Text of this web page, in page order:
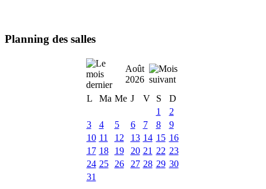
Planning des salles
Août
2026
L
Ma Me J V S
D
1
2
3
4 5 6 7 8
9
10 11 12 13 14 15 16
17 18 19 20 21 22 23
24 25 26 27 28 29 30
31